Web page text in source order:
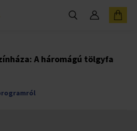
A háromágú tölgyfa